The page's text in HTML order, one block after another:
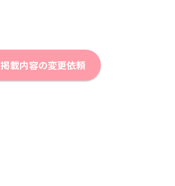
掲載内容の変更依頼